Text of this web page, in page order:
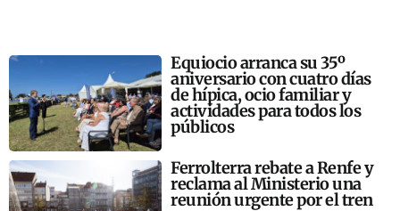
Equiocio arranca su 35º
aniversario con cuatro días
de hípica, ocio familiar y
actividades para todos los
públicos
Ferrolterra rebate a Renfe y
reclama al Ministerio una
reunión urgente por el tren